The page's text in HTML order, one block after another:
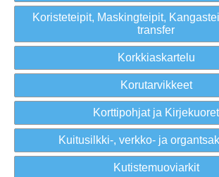
Koristeteipit, Maskingteipit,
transfer
Korkkiaskartelu
Korutarvikkeet
Korttipohjat ja Kirjekuoret
Kuitusilkki-, verkko- ja
Kutistemuoviarkit